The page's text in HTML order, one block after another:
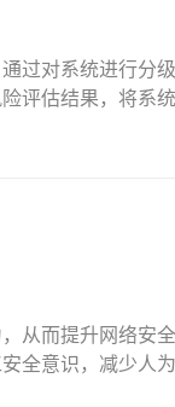
过对系统进行分
评估结果，将系
从而提升网络安
全意识，减少人